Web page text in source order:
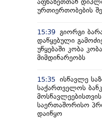
ურთიერთობების
15:39 გიორგი
დაწყებული
უწყებაში კობა
მიმდინარეობს
15:35 ისწავლე
საქართველოს
საერთაშორისო
დაიწყო